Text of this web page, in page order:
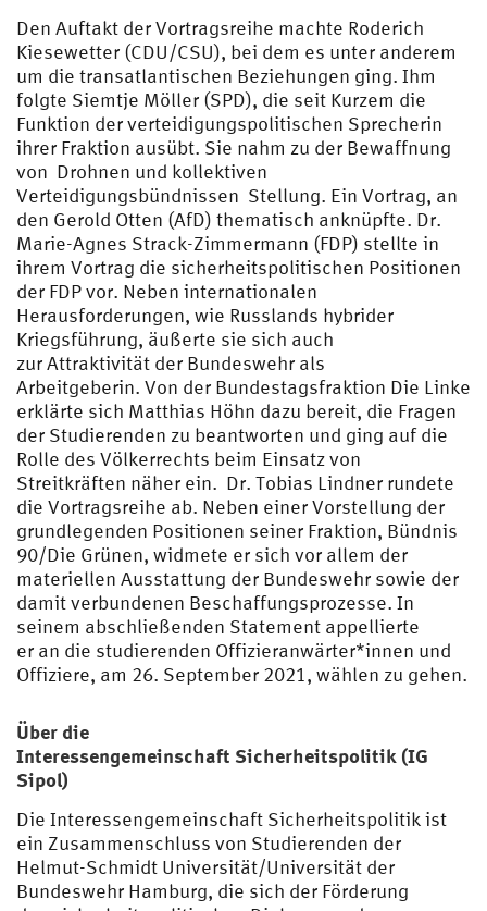
Den Auftakt der Vortragsreihe machte Roderich
Kiesewetter (CDU/CSU), bei dem es unter anderem
um die transatlantischen Beziehungen ging. Ihm
folgte Siemtje Möller (SPD), die seit Kurzem die
Funktion der verteidigungspolitischen Sprecherin
ihrer Fraktion ausübt. Sie nahm zu der Bewaffnung
von Drohnen und kollektiven
Verteidigungsbündnissen Stellung. Ein Vortrag, an
den Gerold Otten (AfD) thematisch anknüpfte. Dr.
Marie-Agnes Strack-Zimmermann (FDP) stellte in
ihrem Vortrag die sicherheitspolitischen Positionen
der FDP vor. Neben internationalen
Herausforderungen, wie Russlands hybrider
Kriegsführung, äußerte sie sich auch
zur Attraktivität der Bundeswehr als
Arbeitgeberin. Von der Bundestagsfraktion Die Linke
erklärte sich Matthias Höhn dazu bereit, die Fragen
der Studierenden zu beantworten und ging auf die
Rolle des Völkerrechts beim Einsatz von
Streitkräften näher ein. Dr. Tobias Lindner rundete
die Vortragsreihe ab. Neben einer Vorstellung der
grundlegenden Positionen seiner Fraktion, Bündnis
90/Die Grünen, widmete er sich vor allem der
materiellen Ausstattung der Bundeswehr sowie der
damit verbundenen Beschaffungsprozesse. In
seinem abschließenden Statement appellierte
er an die studierenden Offizieranwärter*innen und
Offiziere, am 26. September 2021, wählen zu gehen.
Über die
Interessengemeinschaft Sicherheitspolitik (IG
Sipol)
Die Interessengemeinschaft Sicherheitspolitik ist
ein Zusammenschluss von Studierenden der
Helmut-Schmidt Universität/Universität der
Bundeswehr Hamburg, die sich der Förderung